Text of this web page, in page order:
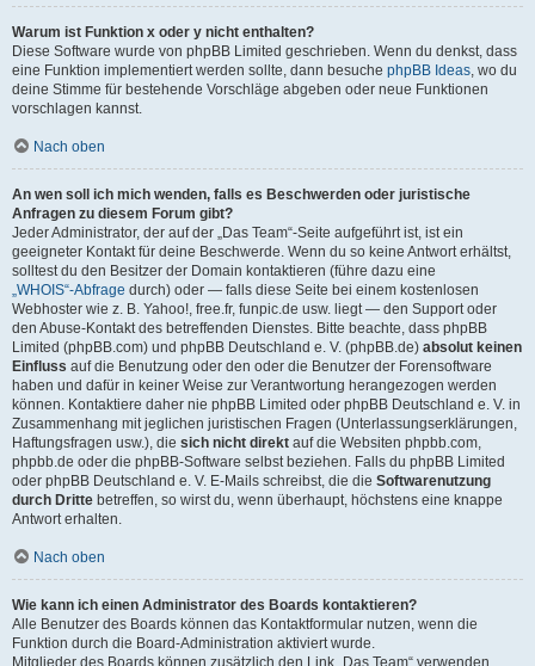
Warum ist Funktion x oder y nicht enthalten?
Diese Software wurde von phpBB Limited geschrieben. Wenn du denkst, dass
eine Funktion implementiert werden sollte, dann besuche phpBB Ideas, wo du
deine Stimme für bestehende Vorschläge abgeben oder neue Funktionen
vorschlagen kannst.
Nach oben
An wen soll ich mich wenden, falls es Beschwerden oder juristische
Anfragen zu diesem Forum gibt?
Jeder Administrator, der auf der „Das Team“-Seite aufgeführt ist, ist ein
geeigneter Kontakt für deine Beschwerde. Wenn du so keine Antwort erhältst,
solltest du den Besitzer der Domain kontaktieren (führe dazu eine
„WHOIS“-Abfrage durch) oder — falls diese Seite bei einem kostenlosen
Webhoster wie z. B. Yahoo!, free.fr, funpic.de usw. liegt — den Support oder
den Abuse-Kontakt des betreffenden Dienstes. Bitte beachte, dass phpBB
Limited (phpBB.com) und phpBB Deutschland e. V. (phpBB.de) absolut keinen
Einfluss auf die Benutzung oder den oder die Benutzer der Forensoftware
haben und dafür in keiner Weise zur Verantwortung herangezogen werden
können. Kontaktiere daher nie phpBB Limited oder phpBB Deutschland e. V. in
Zusammenhang mit jeglichen juristischen Fragen (Unterlassungserklärungen,
Haftungsfragen usw.), die sich nicht direkt auf die Websiten phpbb.com,
phpbb.de oder die phpBB-Software selbst beziehen. Falls du phpBB Limited
oder phpBB Deutschland e. V. E-Mails schreibst, die die Softwarenutzung
durch Dritte betreffen, so wirst du, wenn überhaupt, höchstens eine knappe
Antwort erhalten.
Nach oben
Wie kann ich einen Administrator des Boards kontaktieren?
Alle Benutzer des Boards können das Kontaktformular nutzen, wenn die
Funktion durch die Board-Administration aktiviert wurde.
Mitglieder des Boards können zusätzlich den Link „Das Team“ verwenden.